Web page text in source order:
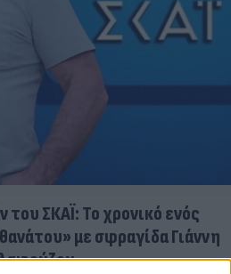
ΣΚΑΪ: Το χρονικό ενός
με σφραγίδα Γιάννη